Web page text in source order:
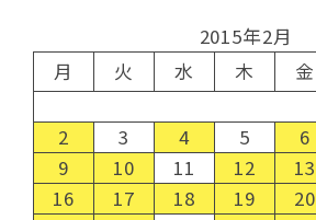
2015年2月
月
火 水 木 金
2
3 4 5 6
9
10 11 12 13
16
17 18 19 20